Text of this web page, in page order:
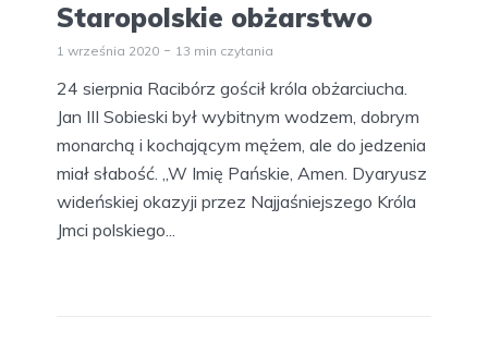
Staropolskie obżarstwo
1 września 2020 13 min czytania
24 sierpnia Racibórz gościł króla obżarciucha.
Jan III Sobieski był wybitnym wodzem, dobrym
monarchą i kochającym mężem, ale do jedzenia
miał słabość. „W Imię Pańskie, Amen. Dyaryusz
wideńskiej okazyji przez Najjaśniejszego Króla
Jmci polskiego...